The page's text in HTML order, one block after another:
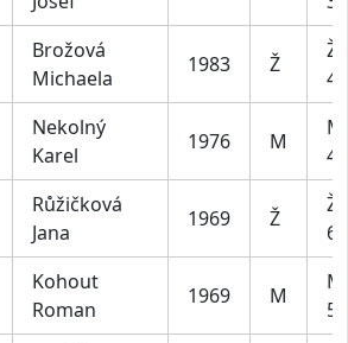
Brožová
Michaela
1983 Ž
Nekolný
Karel
1976 M
Růžičková
Jana
1969 Ž
Kohout
Roman
1969 M